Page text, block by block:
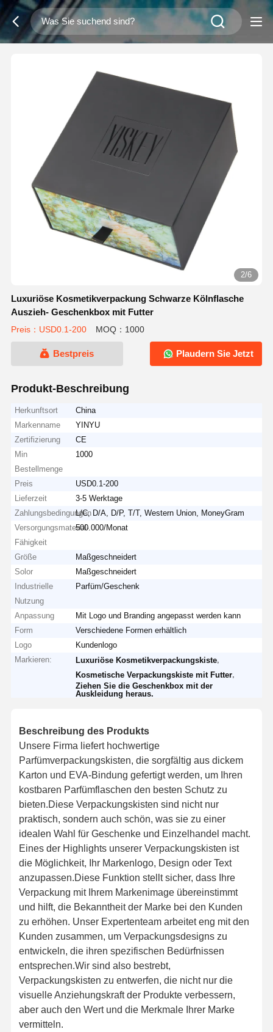
2/6
Luxuriöse Kosmetikverpackung Schwarze Kölnflasche
Auszieh- Geschenkbox mit Futter
Preis：USD0.1-200 MOQ：1000
Bestpreis Plaudern Sie Jetzt
Produkt-Beschreibung
Herkunftsort
China
Markenname
YINYU
Zertifizierung
CE
Min
Bestellmenge
1000
Preis
USD0.1-200
Lieferzeit
3-5 Werktage
ZahlungsbedingungenL/C, D/A, D/P, T/T, Western Union, MoneyGram
Versorgungsmaterial-
Fähigkeit
500.000/Monat
Größe
Maßgeschneidert
Solor
Maßgeschneidert
Industrielle
Nutzung
Parfüm/Geschenk
Anpassung
Mit Logo und Branding angepasst werden kann
Form
Verschiedene Formen erhältlich
Logo
Kundenlogo
Markieren:
Luxuriöse Kosmetikverpackungskiste
Kosmetische Verpackungskiste mit Futter
Ziehen Sie die Geschenkbox mit der
Auskleidung heraus.
Beschreibung des Produkts
Unsere Firma liefert hochwertige
Parfümverpackungskisten, die sorgfältig aus dickem
Karton und EVA-Bindung gefertigt werden, um Ihren
kostbaren Parfümflaschen den besten Schutz zu
bieten.Diese Verpackungskisten sind nicht nur
praktisch, sondern auch schön, was sie zu einer
idealen Wahl für Geschenke und Einzelhandel macht.
Eines der Highlights unserer Verpackungskisten ist
die Möglichkeit, Ihr Markenlogo, Design oder Text
anzupassen.Diese Funktion stellt sicher, dass Ihre
Verpackung mit Ihrem Markenimage übereinstimmt
und hilft, die Bekanntheit der Marke bei den Kunden
zu erhöhen. Unser Expertenteam arbeitet eng mit den
Kunden zusammen, um Verpackungsdesigns zu
entwickeln, die ihren spezifischen Bedürfnissen
entsprechen.Wir sind also bestrebt,
Verpackungskisten zu entwerfen, die nicht nur die
visuelle Anziehungskraft der Produkte verbessern,
aber auch den Wert und die Merkmale Ihrer Marke
vermitteln.